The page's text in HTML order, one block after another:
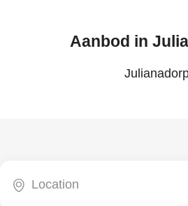
Aanbod in
 Location